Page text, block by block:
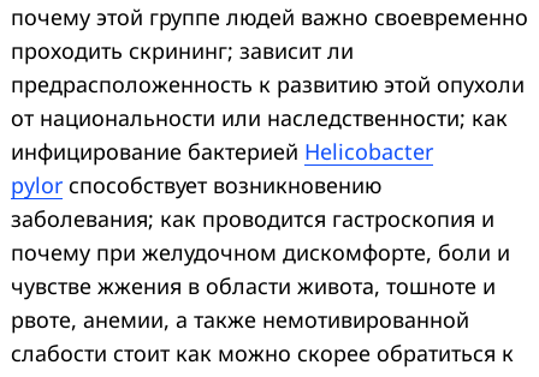
почему этой группе людей важно своевременно
проходить скрининг; зависит ли
предрасположенность к развитию этой опухоли
от национальности или наследственности; как
инфицирование бактерией Helicobacter
pylor способствует возникновению
заболевания; как проводится гастроскопия и
почему при желудочном дискомфорте, боли и
чувстве жжения в области живота, тошноте и
рвоте, анемии, а также немотивированной
слабости стоит как можно скорее обратиться к